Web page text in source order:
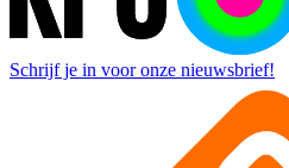
Schrijf je in voor onze nieuwsbrief!